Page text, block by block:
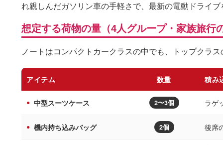
れ親しんだガソリン車の手軽さで、最新の電動ドライ
想定する荷物の量（4人グループ・家族旅行
ノートはコンパクトカークラスの中でも、トップクラ
アイテム 数量 積み
中型スーツケース 2〜3個 ラゲ
機内持ち込みバッグ 2個 後席